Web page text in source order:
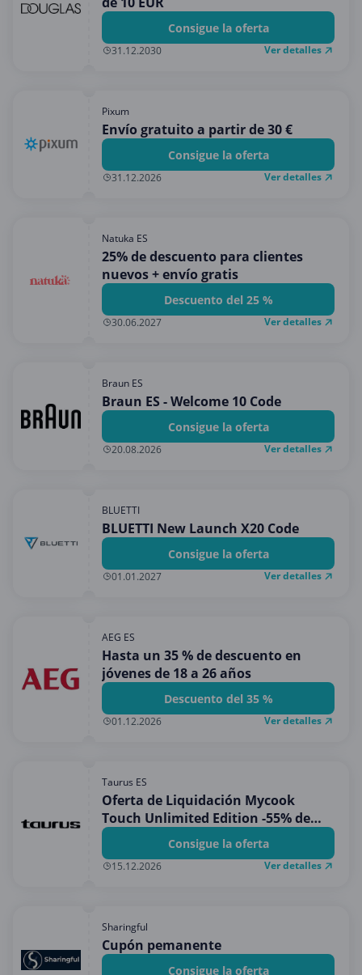
Consigue la oferta
31.12.2030 Ver detalles
Pixum
Envío gratuito a partir de 30 €
Consigue la oferta
31.12.2026 Ver detalles
Natuka ES
25% de descuento para clientes
nuevos + envío gratis
Descuento del 25 %
30.06.2027 Ver detalles
Braun ES
Braun ES - Welcome 10 Code
Consigue la oferta
20.08.2026 Ver detalles
BLUETTI
BLUETTI New Launch X20 Code
Consigue la oferta
01.01.2027 Ver detalles
AEG ES
Hasta un 35 % de descuento en
jóvenes de 18 a 26 años
Descuento del 35 %
01.12.2026 Ver detalles
Taurus ES
Oferta de Liquidación Mycook
Touch Unlimited Edition -55% de
dto.
Consigue la oferta
15.12.2026 Ver detalles
Sharingful
Cupón pemanente
Consigue la oferta